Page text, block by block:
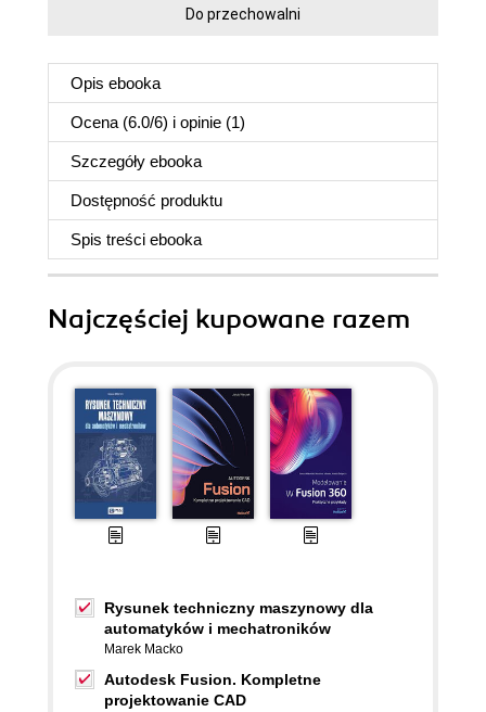
Do przechowalni
Opis ebooka
Ocena (6.0/6) i opinie (1)
Szczegóły ebooka
Dostępność produktu
Spis treści ebooka
Najczęściej kupowane razem
Rysunek techniczny maszynowy dla
automatyków i mechatroników
Marek Macko
Autodesk Fusion. Kompletne
projektowanie CAD